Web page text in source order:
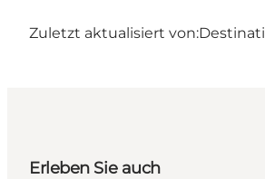
Zuletzt aktualisiert von:
Erleben Sie auch